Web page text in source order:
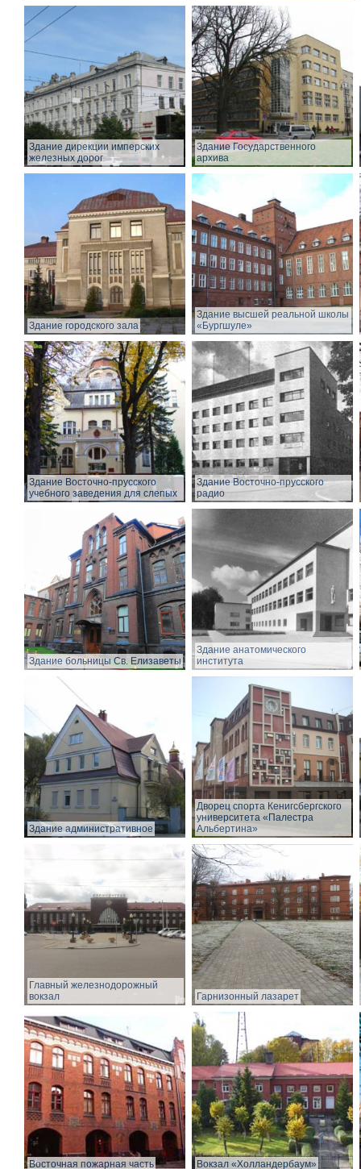
Здание дирекции имперских
железных дорог
Здание Государственного
архива
Здание городского зала
Здание высшей реальной школы
«Бургшуле»
Здание Восточно-прусского
учебного заведения для слепых
Здание Восточно-прусского
радио
Здание больницы Св. Елизаветы
Здание анатомического
института
Здание административное
Дворец спорта Кенигсбергского
университета «Палестра
Альбертина»
Главный железнодорожный
вокзал
Гарнизонный лазарет
Восточная пожарная часть Вокзал «Холландербаум»